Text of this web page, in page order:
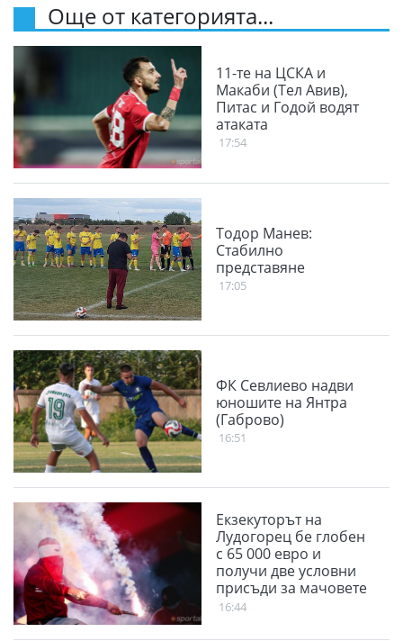
Още от категорията...
11-те на ЦСКА и
Макаби (Тел Авив),
Питас и Годой водят
атаката
17:54
Тодор Манев:
Стабилно
представяне
17:05
ФК Севлиево надви
юношите на Янтра
(Габрово)
16:51
Екзекуторът на
Лудогорец бе глобен
с 65 000 евро и
получи две условни
присъди за мачовете
с "орлите"
16:44